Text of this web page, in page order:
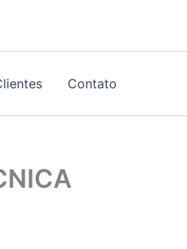
Contato